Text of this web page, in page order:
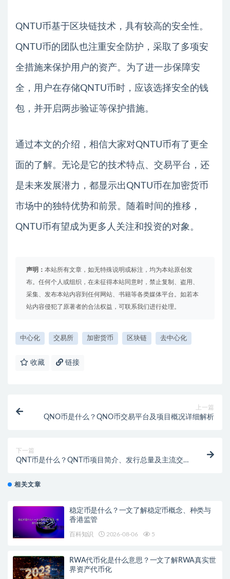
QNTU币基于区块链技术，具有较高的安全性。
QNTU币的团队也注重安全防护，采取了多项安
全措施来保护用户的资产。为了进一步保障安
全，用户在存储QNTU币时，应该选择安全的钱
包，并开启两步验证等保护措施。
通过本文的介绍，相信大家对QNTU币有了更全
面的了解。无论是它的技术特点、交易平台，还
是未来发展潜力，都显示出QNTU币在加密货币
市场中的独特优势和前景。随着时间的推移，
QNTU币有望成为更多人关注和投资的对象。
声明： 本站所有文章，如无特殊说明或标注，均为本站原创发
布。任何个人或组织，在未征得本站同意时，禁止复制、盗用、
采集、发布本站内容到任何网站、书籍等各类媒体平台。如若本
站内容侵犯了原著者的合法权益，可联系我们进行处理。
中心化 交易所 加密货币 区块链 去中心化
收藏 链接
上一篇
QNO币是什么？QNO币交易平台及项目概况详细解析
下一篇
QNT币是什么？QNT币项目简介、发行总量及主流交易
相关文章
稳定币是什么？一文了解稳定币概念、种类与
香港监管
百科知识 2026-08-06 5
RWA代币化是什么意思？一文了解RWA真实世
界资产代币化